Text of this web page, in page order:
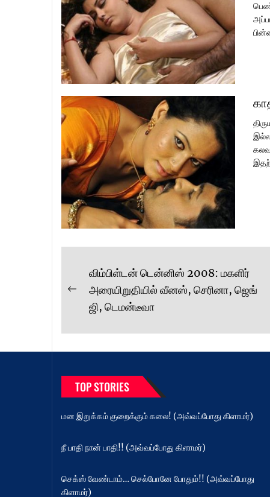
Post
navigation
Previous
post:
விம்பிள்டன் டென்னிஸ் 2008: மகளிர்
அரையிறுதியில் வீனஸ், செரினா, ஜெங்
ஜி, டெமன்டீவா
TOP STORIES
மன இறுக்கம் குறைக்கும் கலை! (அவ்வப்போது கிளாமர்)
நீ பாதி நான் பாதி!! (அவ்வப்போது கிளாமர்)
செக்ஸ் வேண்டாம்… செல்போனே போதும்!! (அவ்வப்போது
கிளாமர்)